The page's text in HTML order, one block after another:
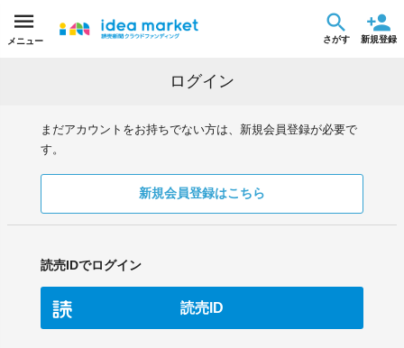
メニュー さがす 新規登録
ログイン
まだアカウントをお持ちでない方は、新規会員登録が必要で
す。
新規会員登録はこちら
読売IDでログイン
読売ID